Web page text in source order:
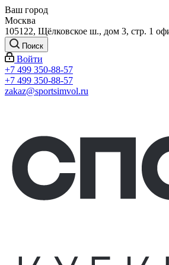
Ваш город
Москва
105122, Щёлковское ш., дом 3, стр. 1
Поиск
Войти
+7 499 350-88-57
+7 499 350-88-57
zakaz@sportsimvol.ru